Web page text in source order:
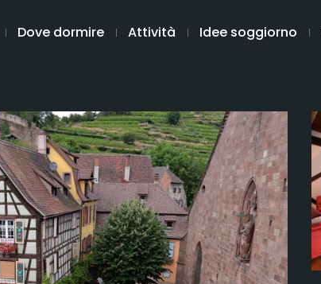
Dove dormire Attività Idee soggiorno